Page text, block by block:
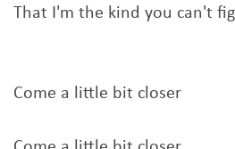
That I'm the kind you can't
Come a little bit closer